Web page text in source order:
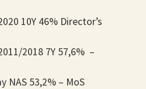
10Y 46% Director’s
2018 7Y 57,6% –
NAS 53,2% – MoS